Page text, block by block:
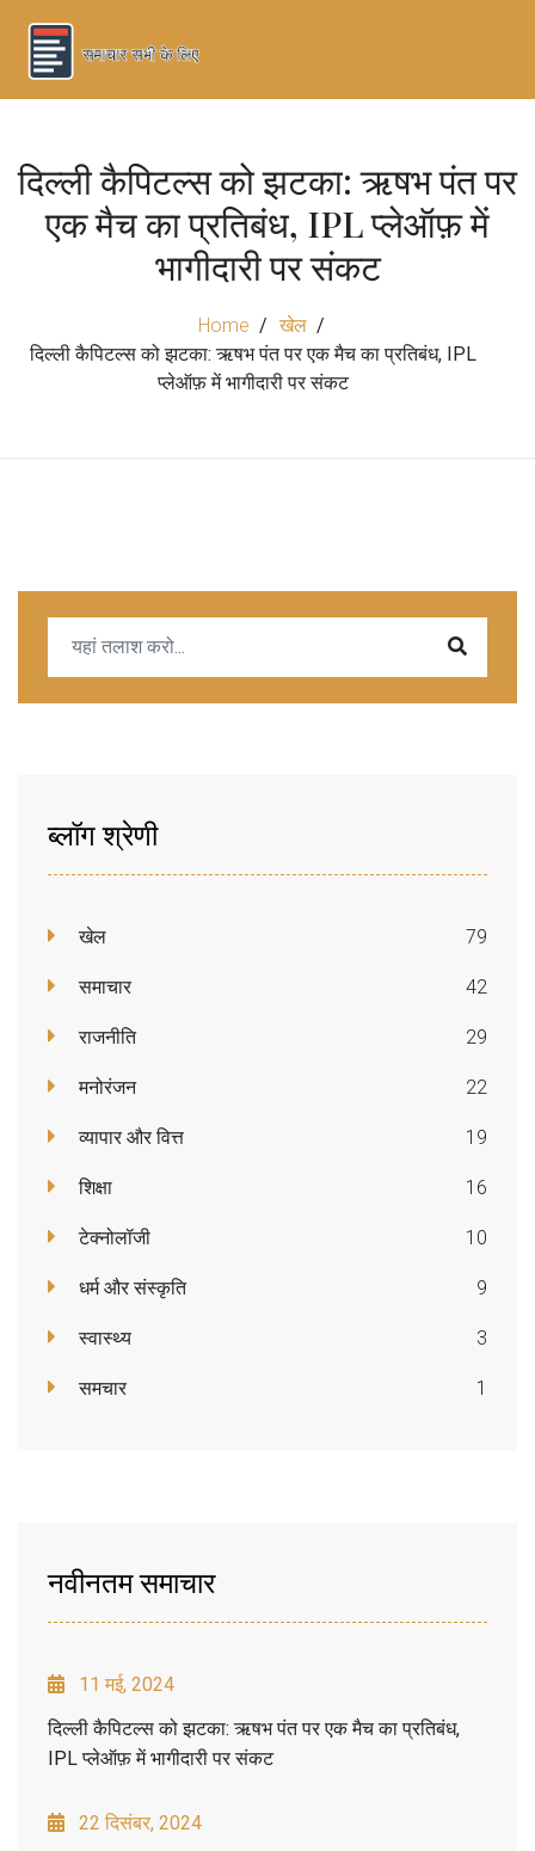
दिल्ली कैपिटल्स को झटका: ऋषभ पंत पर
एक मैच का प्रतिबंध, IPL प्लेऑफ़ में
भागीदारी पर संकट
Home
खेल
दिल्ली कैपिटल्स को झटका: ऋषभ पंत पर एक मैच का प्रतिबंध, IPL
प्लेऑफ़ में भागीदारी पर संकट
ब्लॉग श्रेणी
खेल 79
समाचार 42
राजनीति 29
मनोरंजन 22
व्यापार और वित्त 19
शिक्षा 16
टेक्नोलॉजी 10
धर्म और संस्कृति 9
स्वास्थ्य 3
समचार 1
नवीनतम समाचार
11 मई, 2024
दिल्ली कैपिटल्स को झटका: ऋषभ पंत पर एक मैच का प्रतिबंध,
IPL प्लेऑफ़ में भागीदारी पर संकट
22 दिसंबर, 2024